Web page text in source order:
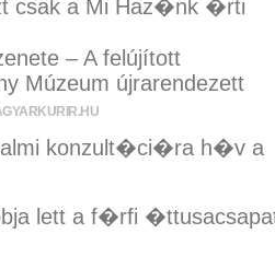
csak a Mi Haz�nk �rti
– A felújított
Múzeum újrarendezett
konzult�ci�ra h�v a
lett a f�rfi